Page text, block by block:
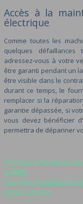
Accès à la
électrique
Comme toutes les
quelques défaillances
adressez-vous à votre
être garanti pendant un
être visible dans le
durant ce temps, le
remplacer si la
garantie dépassée, si
vous devez bénéficier
permettra de dépanner
Pourquoi le monte-
mobilité
Pourquoi l’installation
priorité absolue